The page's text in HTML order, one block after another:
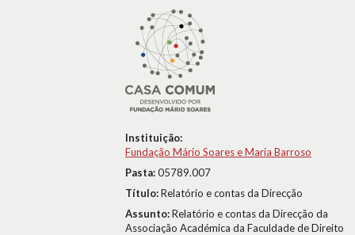
Instituição:
Fundação Mário Soares e Maria Barroso
Pasta:05789.007
Título:Relatório e contas da Direcção
Assunto:Relatório e contas da Direcção da
Associação Académica da Faculdade de Direito